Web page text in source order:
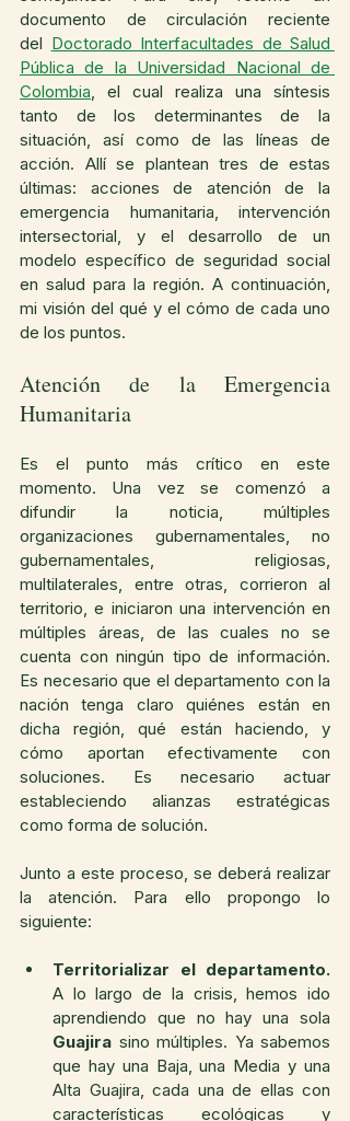
documento de circulación reciente
del Doctorado Interfacultades de Salud
Pública de la Universidad Nacional de
Colombia, el cual realiza una síntesis
tanto de los determinantes de la
situación, así como de las líneas de
acción. Allí se plantean tres de estas
últimas: acciones de atención de la
emergencia humanitaria, intervención
intersectorial, y el desarrollo de un
modelo específico de seguridad social
en salud para la región. A continuación,
mi visión del qué y el cómo de cada uno
de los puntos.
Atención de la Emergencia
Humanitaria
Es el punto más crítico en este
momento. Una vez se comenzó a
difundir la noticia, múltiples
organizaciones gubernamentales, no
gubernamentales, religiosas,
multilaterales, entre otras, corrieron al
territorio, e iniciaron una intervención en
múltiples áreas, de las cuales no se
cuenta con ningún tipo de información.
Es necesario que el departamento con la
nación tenga claro quiénes están en
dicha región, qué están haciendo, y
cómo aportan efectivamente con
soluciones. Es necesario actuar
estableciendo alianzas estratégicas
como forma de solución.
Junto a este proceso, se deberá realizar
la atención. Para ello propongo lo
siguiente:
Territorializar el departamento.
A lo largo de la crisis, hemos ido
Guajira sino múltiples. Ya sabemos
que hay una Baja, una Media y una
Alta Guajira, cada una de ellas con
características ecológicas y